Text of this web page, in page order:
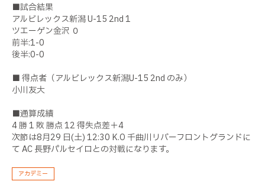
■試合結果
アルビレックス新潟 U-15 2nd 1
ツエーゲン金沢 ０
前半:1-0
後半:0-0
■ 得点者（アルビレックス新潟U-15 2nd のみ）
小川友大
■通算成績
4 勝 1 敗 勝点 12 得失点差＋4
次節は8月29 日(土) 12:30 K.O 千曲川リバーフロントグランドに
て AC 長野パルセイロとの対戦になります。
アカデミー